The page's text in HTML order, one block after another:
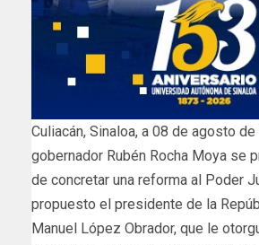
Culiacán, Sinaloa, a 08 de agosto
gobernador Rubén Rocha Moya se
de concretar una reforma al Poder
propuesto el presidente de la
Manuel López Obrador, que le